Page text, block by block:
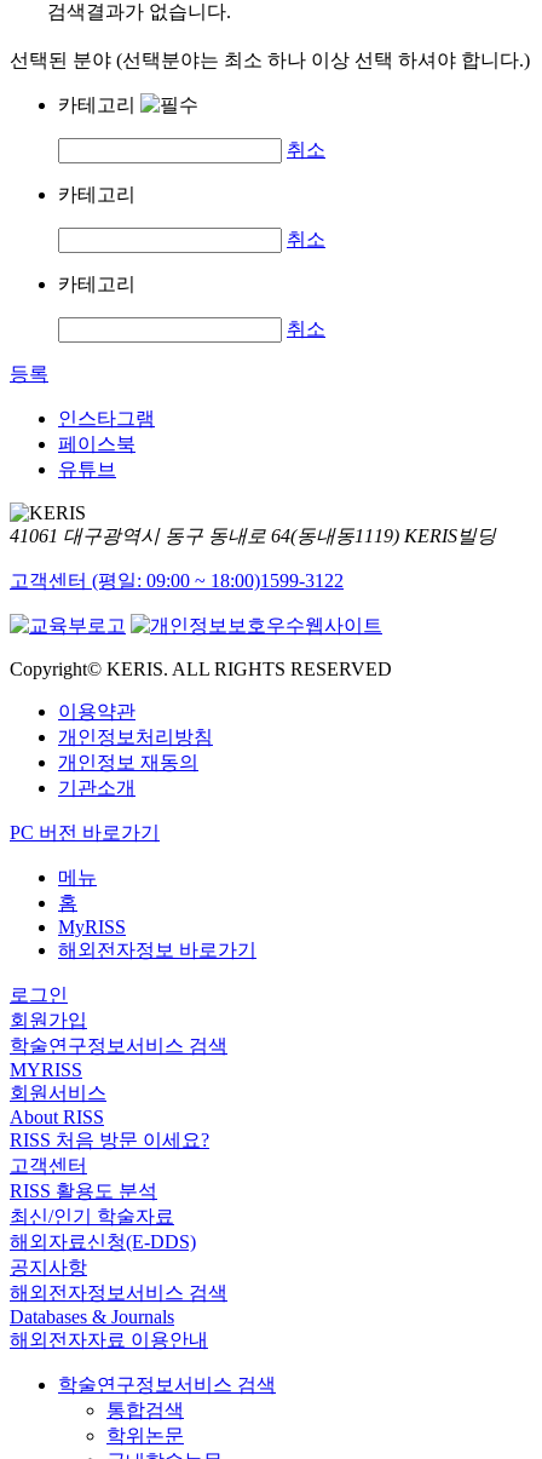
검색결과가 없습니다.
선택된 분야 (선택분야는 최소 하나 이상 선택 하셔야 합니다.)
카테고리
취소
카테고리
취소
카테고리
취소
등록
인스타그램
페이스북
유튜브
41061 대구광역시 동구 동내로 64(동내동1119) KERIS빌딩
고객센터 (평일: 09:00 ~ 18:00)1599-3122
Copyright© KERIS. ALL RIGHTS RESERVED
이용약관
개인정보처리방침
개인정보 재동의
기관소개
PC 버전 바로가기
메뉴
홈
MyRISS
해외전자정보 바로가기
로그인
회원가입
학술연구정보서비스 검색
MYRISS
회원서비스
About RISS
RISS 처음 방문 이세요?
고객센터
RISS 활용도 분석
최신/인기 학술자료
해외자료신청(E-DDS)
공지사항
해외전자정보서비스 검색
Databases & Journals
해외전자자료 이용안내
학술연구정보서비스 검색
통합검색
학위논문